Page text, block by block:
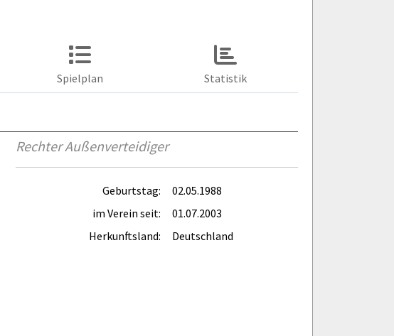
Spielplan Statistik
Rechter Außenverteidiger
Geburtstag:
02.05.1988
im Verein seit:
01.07.2003
Herkunftsland:
Deutschland